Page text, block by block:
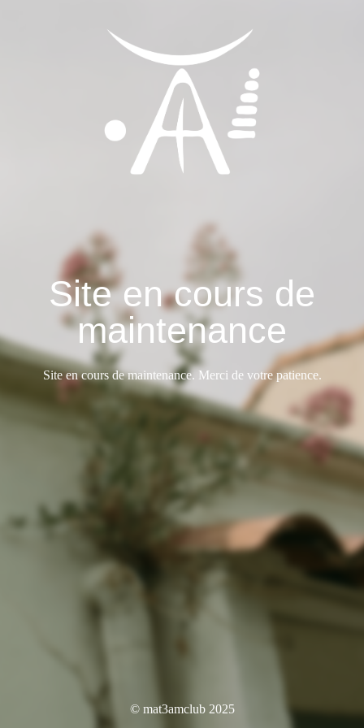
Site en cours de
maintenance
Site en cours de maintenance. Merci de votre patience.
© mat3amclub 2025